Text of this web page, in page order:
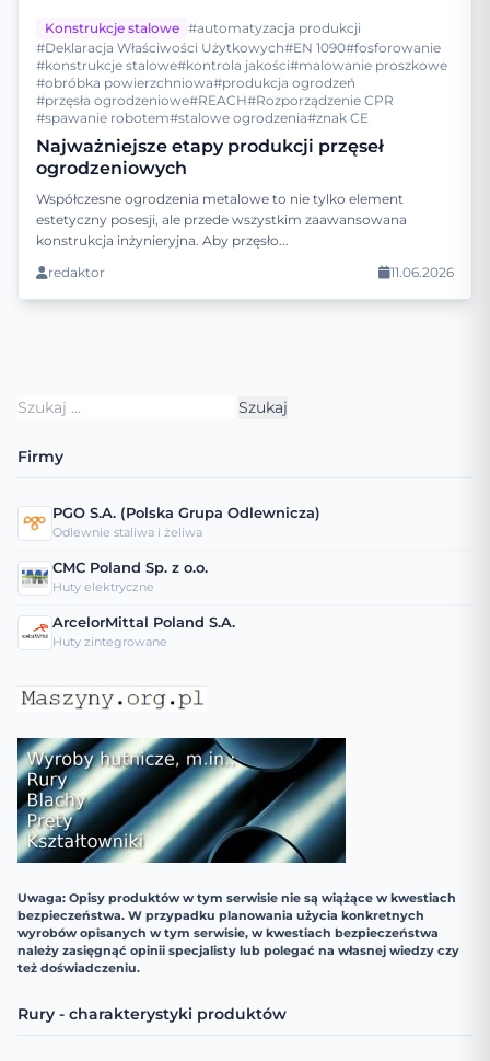
Konstrukcje stalowe #automatyzacja produkcji
#Deklaracja Właściwości Użytkowych#EN 1090#fosforowanie
#konstrukcje stalowe#kontrola jakości#malowanie proszkowe
#obróbka powierzchniowa#produkcja ogrodzeń
#przęsła ogrodzeniowe#REACH#Rozporządzenie CPR
#spawanie robotem#stalowe ogrodzenia#znak CE
Najważniejsze etapy produkcji przęseł
ogrodzeniowych
Współczesne ogrodzenia metalowe to nie tylko element
estetyczny posesji, ale przede wszystkim zaawansowana
konstrukcja inżynieryjna. Aby przęsło...
redaktor
11.06.2026
Szukaj:
Firmy
PGO S.A. (Polska Grupa Odlewnicza)
Odlewnie staliwa i żeliwa
CMC Poland Sp. z o.o.
Huty elektryczne
ArcelorMittal Poland S.A.
Huty zintegrowane
Uwaga: Opisy produktów w tym serwisie nie są wiążące w kwestiach
bezpieczeństwa. W przypadku planowania użycia konkretnych
wyrobów opisanych w tym serwisie, w kwestiach bezpieczeństwa
należy zasięgnąć opinii specjalisty lub polegać na własnej wiedzy czy
też doświadczeniu.
Rury - charakterystyki produktów